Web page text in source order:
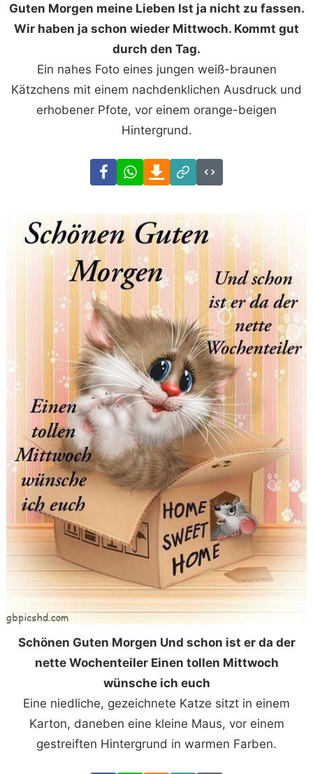
Guten Morgen meine Lieben Ist ja nicht zu fassen.
Wir haben ja schon wieder Mittwoch. Kommt gut
durch den Tag.
Ein nahes Foto eines jungen weiß-braunen
Kätzchens mit einem nachdenklichen Ausdruck und
erhobener Pfote, vor einem orange-beigen
Hintergrund.
FacebookWhatsAppDownload
Link
Code
Schönen Guten Morgen Und schon ist er da der
nette Wochenteiler Einen tollen Mittwoch
wünsche ich euch
Eine niedliche, gezeichnete Katze sitzt in einem
Karton, daneben eine kleine Maus, vor einem
gestreiften Hintergrund in warmen Farben.